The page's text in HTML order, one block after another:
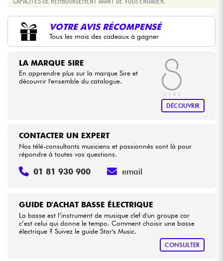
Voir nos marques
VOTRE AVIS RÉCOMPENSÉ
Tous les mois des cadeaux à gagner
LA MARQUE SIRE
En apprendre plus sur la marque Sire et
découvrir l'ensemble du catalogue.
DÉCOUVRIR
GUIDE D'ACHAT BASSE ÉLECTRIQUE
La basse est l’instrument de musique clef d'un groupe car
c’est celui qui donne le tempo. Comment choisir une basse
électrique ? Suivez le guide Star's Music.
CONSULTER
CONTACTER UN EXPERT
Nos télé-consultants musiciens et passionnés sont là pour
répondre à toutes vos questions.
01 81 930 900 email